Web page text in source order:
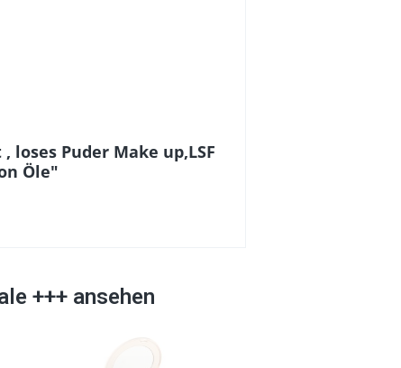
Puder Make up,LSF
Öle"
+++ ansehen